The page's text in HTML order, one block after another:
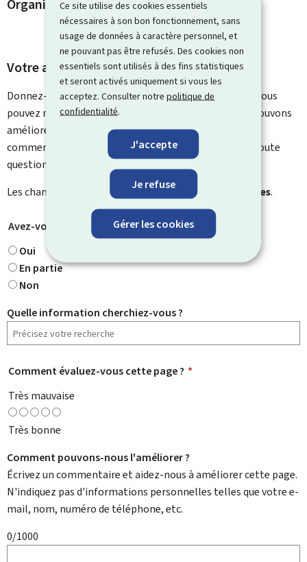
Ce site utilise des cookies essentiels
nécessaires à son bon fonctionnement, sans
usage de données à caractère personnel, et
ne pouvant pas être refusés. Des cookies non
essentiels sont utilisés à des fins statistiques
et seront activés uniquement si vous les
acceptez. Consulter notrepolitique de
confidentialité.
J'accepte
Je refuse
Gérer les cookies
Organismes de contact
Votre avis nous intéresse
Donnez-nous votre avis sur le contenu de cette page. Vous
pouvez nous laisser un commentaire sur ce que nous pouvons
améliorer. Vous ne recevrez pas de réponse à votre
commentaire. Utilisez le formulaire de contact pour toute
question particulière.
Les champs marqués d’une étoile ( * ) sont obligatoires.
Avez-vous trouvé ce que vous cherchiez ?
Oui
En partie
Non
Quelle information cherchiez-vous ?
Comment évaluez-vous cette page ? *
Très mauvaise
Très bonne
Comment pouvons-nous l'améliorer ?
Écrivez un commentaire et aidez-nous à améliorer cette page.
N'indiquez pas d'informations personnelles telles que votre e-
mail, nom, numéro de téléphone, etc.
0/1000